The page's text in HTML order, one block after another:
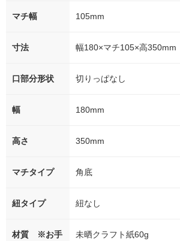
マチ幅 105mm
寸法 幅180×マチ105×高350mm
口部分形状 切りっぱなし
幅 180mm
高さ 350mm
マチタイプ 角底
紐タイプ 紐なし
材質 ※お手
未晒クラフト紙60g